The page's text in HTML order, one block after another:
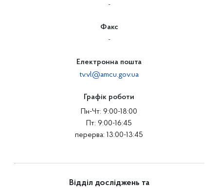
-
Факс
-
Електронна пошта
tv.vl@amcu.gov.ua
Графік роботи
Пн-Чт: 9:00-18:00
Пт: 9:00-16:45
перерва: 13:00-13:45
Відділ досліджень та